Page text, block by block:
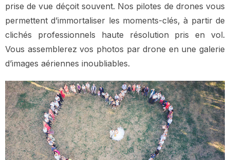
prise de vue déçoit souvent. Nos pilotes de drones vous
permettent d’immortaliser les moments-clés, à partir de
clichés professionnels haute résolution pris en vol.
Vous assemblerez vos photos par drone en une galerie
d’images aériennes inoubliables.